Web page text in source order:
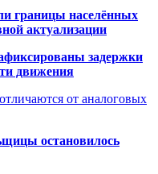
границы населённых
актуализации
задержки
движения
от аналоговых
остановилось